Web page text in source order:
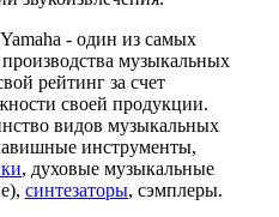
- один из самых
музыкальных
рейтинг за счет
своей продукции.
видов музыкальных
инструменты,
, духовые музыкальные
синтезаторы, сэмплеры.